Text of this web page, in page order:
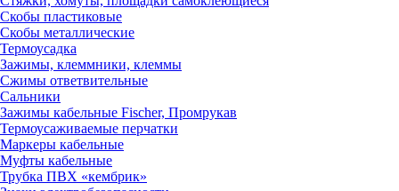
Скобы пластиковые
Скобы металлические
Термоусадка
Зажимы, клеммники, клеммы
Сжимы ответвительные
Сальники
Зажимы кабельные Fischer, Промрукав
Термоусаживаемые перчатки
Маркеры кабельные
Муфты кабельные
Трубка ПВХ «кембрик»